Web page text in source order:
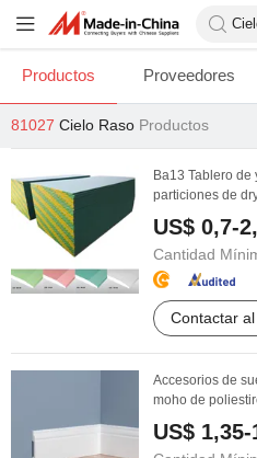
Productos Proveedores
81027 Cielo Raso Productos
Ba13 Tablero
particiones de
US$ 0,7-
Cantidad
Contactar
Accesorios de
moho de
US$ 1,35-